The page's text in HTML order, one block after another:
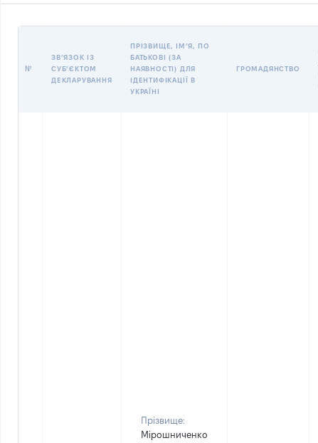
№
ЗВʼЯЗОК ІЗ
СУБʼЄКТОМ
ДЕКЛАРУВАННЯ
ПРІЗВИЩЕ, ІМʼЯ, ПО
БАТЬКОВІ (ЗА
НАЯВНОСТІ) ДЛЯ
ІДЕНТИФІКАЦІЇ В
УКРАЇНІ
ГРОМАДЯНСТВО
Прізвище:
Мірошниченко